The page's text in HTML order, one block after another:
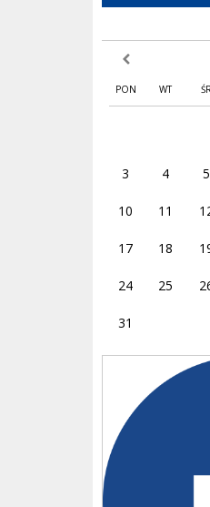
poprzedni miesiąc
PON WT
3 4 5
10 11
17 18
24 25
31
Facebook